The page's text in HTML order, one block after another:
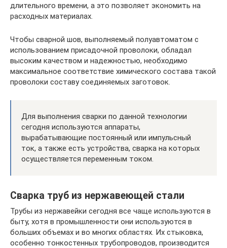
длительного времени, а это позволяет экономить на
расходных материалах.
Чтобы сварной шов, выполняемый полуавтоматом с
использованием присадочной проволоки, обладал
высоким качеством и надежностью, необходимо
максимальное соответствие химического состава такой
проволоки составу соединяемых заготовок.
Для выполнения сварки по данной технологии
сегодня используются аппараты,
вырабатывающие постоянный или импульсный
ток, а также есть устройства, сварка на которых
осуществляется переменным током.
Сварка труб из нержавеющей стали
Трубы из нержавейки сегодня все чаще используются в
быту, хотя в промышленности они используются в
больших объемах и во многих областях. Их стыковка,
особенно тонкостенных трубопроводов, производится